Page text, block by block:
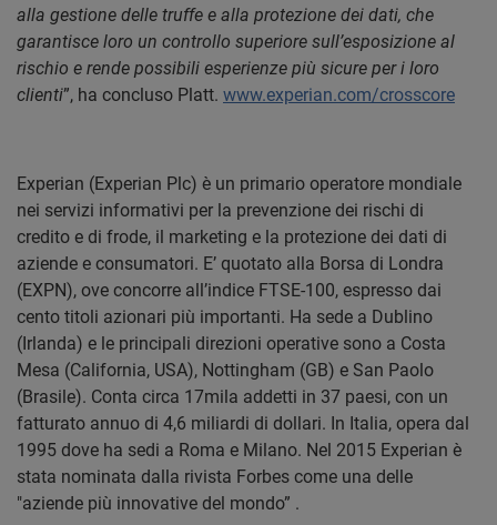
alla gestione delle truffe e alla protezione dei dati, che
garantisce loro un controllo superiore sull’esposizione al
rischio e rende possibili esperienze più sicure per i loro
clienti”, ha concluso Platt. www.experian.com/crosscore
Experian (Experian Plc) è un primario operatore mondiale
nei servizi informativi per la prevenzione dei rischi di
credito e di frode, il marketing e la protezione dei dati di
aziende e consumatori. E’ quotato alla Borsa di Londra
(EXPN), ove concorre all’indice FTSE-100, espresso dai
cento titoli azionari più importanti. Ha sede a Dublino
(Irlanda) e le principali direzioni operative sono a Costa
Mesa (California, USA), Nottingham (GB) e San Paolo
(Brasile). Conta circa 17mila addetti in 37 paesi, con un
fatturato annuo di 4,6 miliardi di dollari. In Italia, opera dal
1995 dove ha sedi a Roma e Milano. Nel 2015 Experian è
stata nominata dalla rivista Forbes come una delle
"aziende più innovative del mondo” .